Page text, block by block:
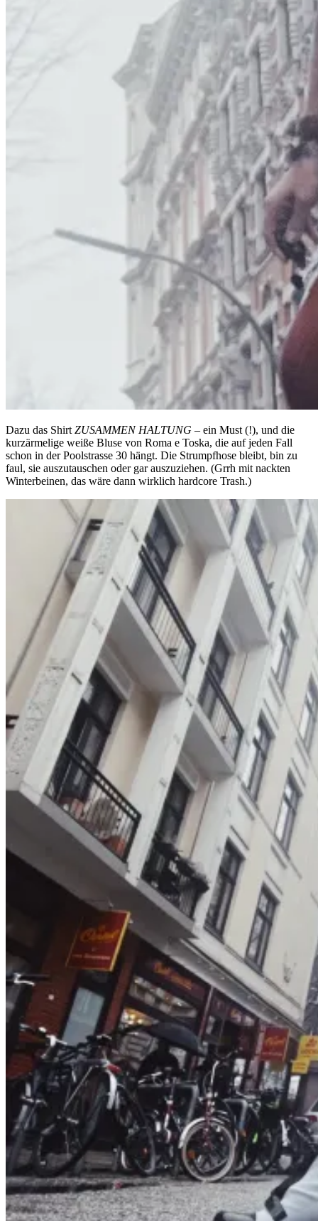
Dazu das Shirt ZUSAMMEN HALTUNG – ein Must (!), und die
kurzärmelige weiße Bluse von Roma e Toska, die auf jeden Fall
schon in der Poolstrasse 30 hängt. Die Strumpfhose bleibt, bin zu
faul, sie auszutauschen oder gar auszuziehen. (Grrh mit nackten
Winterbeinen, das wäre dann wirklich hardcore Trash.)